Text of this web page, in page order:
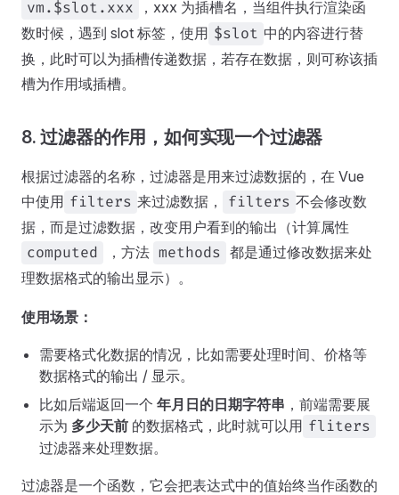
vm.$slot.xxx
，xxx 为插槽名，当组件执行渲染函
数时候，遇到 slot 标签，使用 $slot 中的内容进行替
换，此时可以为插槽传递数据，若存在数据，则可称该插
槽为作用域插槽。
8. 过滤器的作用，如何实现一个过滤器
根据过滤器的名称，过滤器是用来过滤数据的，在 Vue
中使用 filters 来过滤数据， filters 不会修改数
据，而是过滤数据，改变用户看到的输出（计算属性
computed
，方法 methods 都是通过修改数据来处
理数据格式的输出显示）。
使用场景：
需要格式化数据的情况，比如需要处理时间、价格等
数据格式的输出 / 显示。
比如后端返回一个 年月日的日期字符串 ，前端需要展
示为 多少天前 的数据格式，此时就可以用 fliters
过滤器来处理数据。
过滤器是一个函数，它会把表达式中的值始终当作函数的